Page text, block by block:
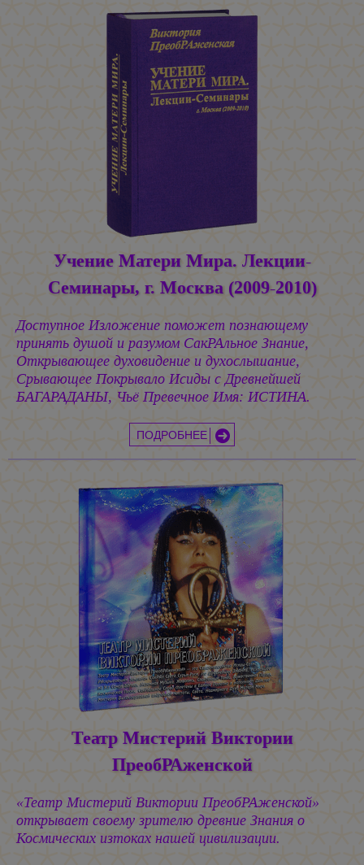
Учение Матери Мира. Лекции-
Семинары, г. Москва (2009-2010)
Доступное Изложение поможет познающему
принять душой и разумом СакРАльное Знание,
Открывающее духовидение и духослышание,
Срывающее Покрывало Исиды с Древнейшей
БАГАРАДАНЫ, Чьё Превечное Имя: ИСТИНА.
ПОДРОБНЕЕ
Театр Мистерий Виктории
ПреобРАженской
«Театр Мистерий Виктории ПреобРАженской»
открывает своему зрителю древние Знания о
Космических изтоках нашей цивилизации.